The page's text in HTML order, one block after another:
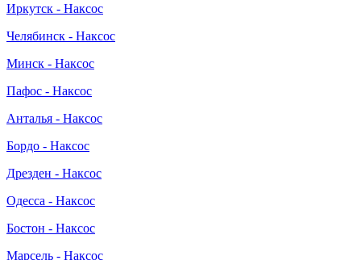
Иркутск - Наксос
Челябинск - Наксос
Минск - Наксос
Пафос - Наксос
Анталья - Наксос
Бордо - Наксос
Дрезден - Наксос
Одесса - Наксос
Бостон - Наксос
Марсель - Наксос